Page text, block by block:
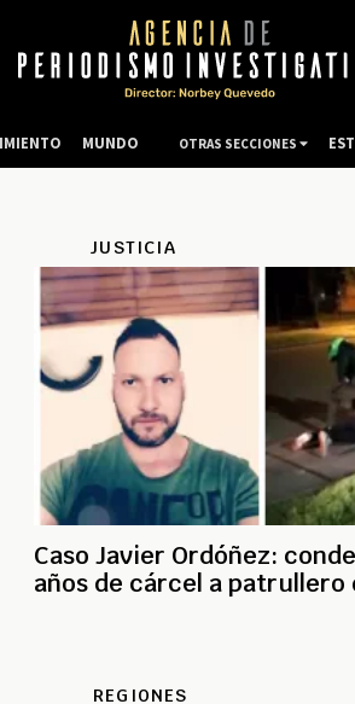
JUSTICIA
Caso Javier Ordóñez:
años de cárcel a patrullero
REGIONES
MUNDO OTRAS SECCIONES